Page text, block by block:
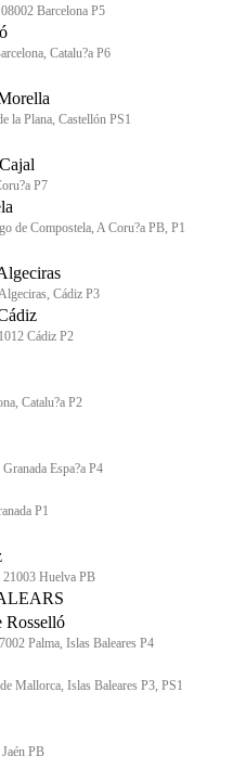
Barcelona P5
Catalu?a P6
la Plana, Castellón PS1
P7
de Compostela, A Coru?a PB, P1
Cádiz P3
Cádiz P2
Catalu?a P2
Espa?a P4
P1
Huelva PB
Rosselló
Palma, Islas Baleares P4
Mallorca, Islas Baleares P3, PS1
PB